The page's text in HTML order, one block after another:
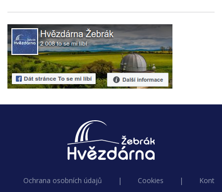
Ochrana osobních údajů | Cookies |